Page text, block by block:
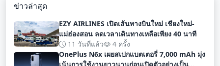
ข่าวล่าสุด
EZY AIRLINES เปิดเส้นทางบินใหม่ เชียงใหม่-
แม่ฮ่องสอน ลดเวลาเดินทางเหลือเพียง 40 นาที
11 วันที่แล้ว
4 ครั้ง
OnePlus N6x เผยสเปกแบตเตอรี่ 7,000 mAh มุ่ง